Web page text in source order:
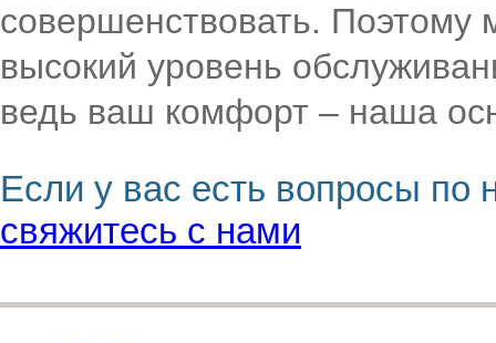
совершенствовать. Поэтому
высокий уровень
ведь ваш комфорт – наша
Если у вас есть вопросы
свяжитесь с нами